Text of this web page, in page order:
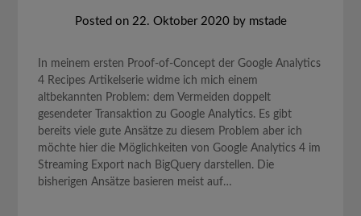
Posted on 22. Oktober 2020by mstade
In meinem ersten Proof-of-Concept der Google Analytics
4 Recipes Artikelserie widme ich mich einem
altbekannten Problem: dem Vermeiden doppelt
gesendeter Transaktion zu Google Analytics. Es gibt
bereits viele gute Ansätze zu diesem Problem aber ich
möchte hier die Möglichkeiten von Google Analytics 4 im
Streaming Export nach BigQuery darstellen. Die
bisherigen Ansätze basieren meist auf…